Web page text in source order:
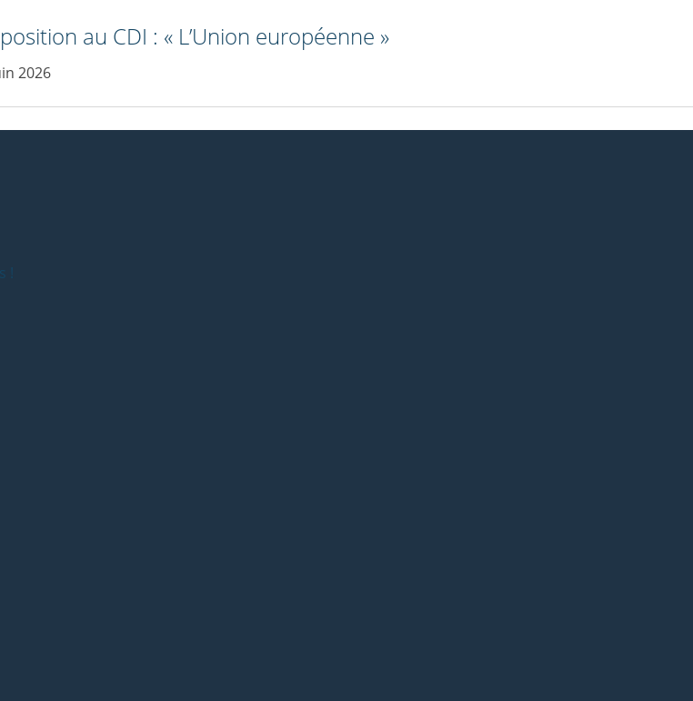
au CDI : « L’Union européenne »
2026
!